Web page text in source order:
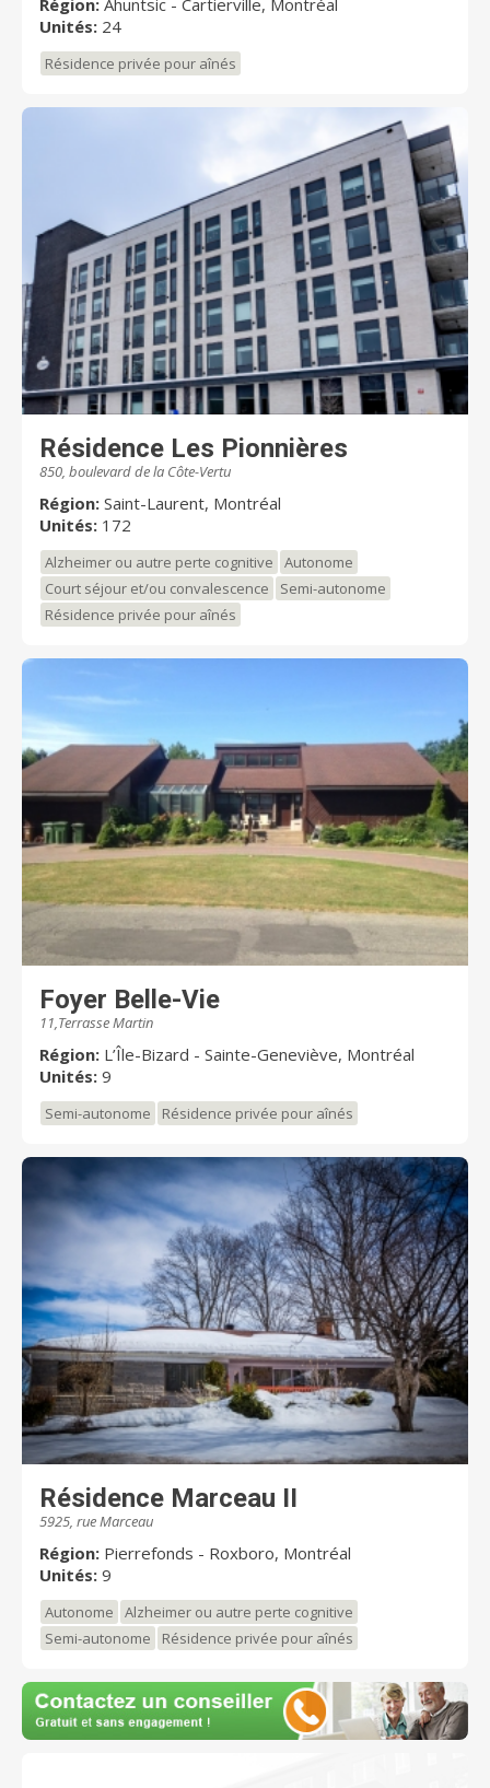
Unités: 24
Résidence privée pour aînés
Résidence Les Pionnières
850, boulevard de la Côte-Vertu
Région: Saint-Laurent, Montréal
Unités: 172
Alzheimer ou autre perte cognitive
Autonome
Court séjour et/ou convalescence
Semi-autonome
Résidence privée pour aînés
Foyer Belle-Vie
11,Terrasse Martin
Région: L’Île-Bizard - Sainte-Geneviève, Montréal
Unités: 9
Semi-autonome Résidence privée pour aînés
Résidence Marceau II
5925, rue Marceau
Région: Pierrefonds - Roxboro, Montréal
Unités: 9
Autonome
Alzheimer ou autre perte cognitive
Semi-autonome
Résidence privée pour aînés